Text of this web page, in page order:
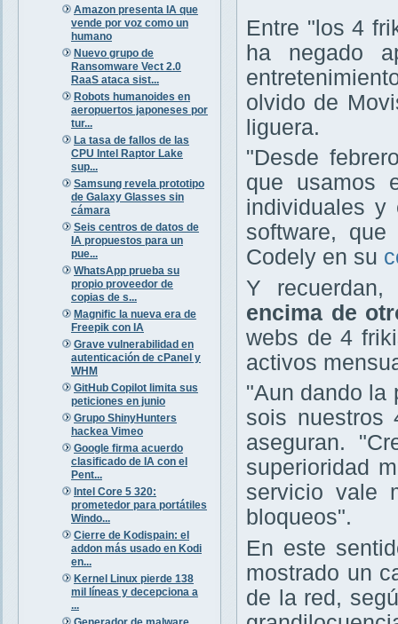
Amazon presenta IA que
vende por voz como un
humano
Nuevo grupo de
Ransomware Vect 2.0
RaaS ataca sist...
Robots humanoides en
aeropuertos japoneses por
tur...
La tasa de fallos de las
CPU Intel Raptor Lake
sup...
Samsung revela prototipo
de Galaxy Glasses sin
cámara
Seis centros de datos de
IA propuestos para un
pue...
WhatsApp prueba su
propio proveedor de
copias de s...
Magnific la nueva era de
Freepik con IA
Grave vulnerabilidad en
autenticación de cPanel y
WHM
GitHub Copilot limita sus
peticiones en junio
Grupo ShinyHunters
hackea Vimeo
Google firma acuerdo
clasificado de IA con el
Pent...
Intel Core 5 320:
prometedor para portátiles
Windo...
Cierre de Kodispain: el
addon más usado en Kodi
en...
Kernel Linux pierde 138
mil líneas y decepciona a
...
Entre "los 4
ha negado
olvido de
liguera.
"Desde
que usamos
individuales y
software,
Codely en su
Y
encima de
webs de 4
activos
"Aun dando la
sois nuestros
aseguran.
superioridad
servicio vale
bloqueos".
En este
mostrado un
de la red,